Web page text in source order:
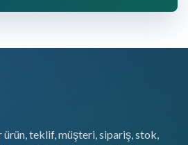
ürün, teklif, müşteri, sipariş, stok,